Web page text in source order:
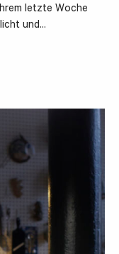
letzte Woche
und…